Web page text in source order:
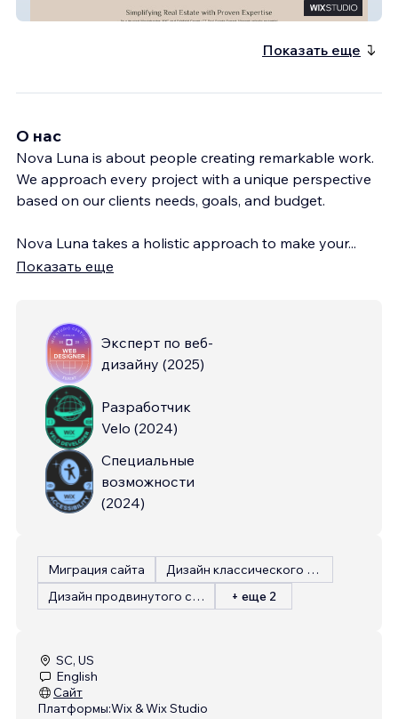
Показать еще
О нас
Nova Luna is about people creating remarkable work.
We approach every project with a unique perspective
based on our clients needs, goals, and budget.
Nova Luna takes a holistic approach to make your...
Показать еще
Эксперт по веб-
дизайну (2025)
Разработчик
Velo (2024)
Специальные
возможности
(2024)
Миграция сайта
Дизайн классического сайта
Дизайн продвинутого сайта
+ еще 2
SC, US
English
Сайт
Платформы:Wix & Wix Studio